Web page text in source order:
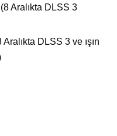
(8 Aralıkta DLSS 3
Aralıkta DLSS 3 ve ışın